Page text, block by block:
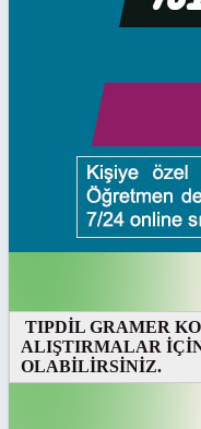
TIPDİL GRAMER
ALIŞTIRMALAR
OLABİLİRSİNİZ.